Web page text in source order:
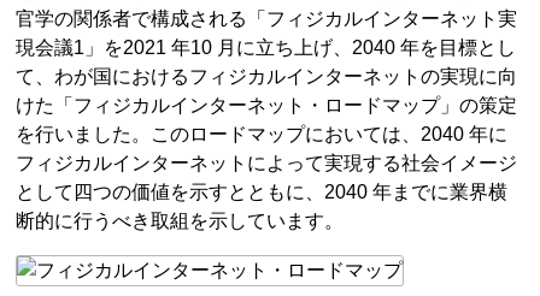
官学の関係者で構成される「フィジカルインターネット実
現会議1」を2021 年10 月に立ち上げ、2040 年を目標とし
て、わが国におけるフィジカルインターネットの実現に向
けた「フィジカルインターネット・ロードマップ」の策定
を行いました。このロードマップにおいては、2040 年に
フィジカルインターネットによって実現する社会イメージ
として四つの価値を示すとともに、2040 年までに業界横
断的に行うべき取組を示しています。